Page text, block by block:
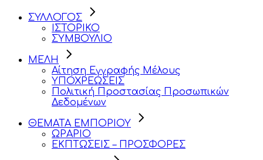
ΣΥΛΛΟΓΟΣ
ΙΣΤΟΡΙΚΟ
ΣΥΜΒΟΥΛΙΟ
ΜΕΛΗ
Αίτηση Εγγραφής Μέλους
ΥΠΟΧΡΕΩΣΕΙΣ
Πολιτική Προστασίας Προσωπικών
Δεδομένων
ΘΕΜΑΤΑ ΕΜΠΟΡΙΟΥ
ΩΡΑΡΙΟ
ΕΚΠΤΩΣΕΙΣ – ΠΡΟΣΦΟΡΕΣ